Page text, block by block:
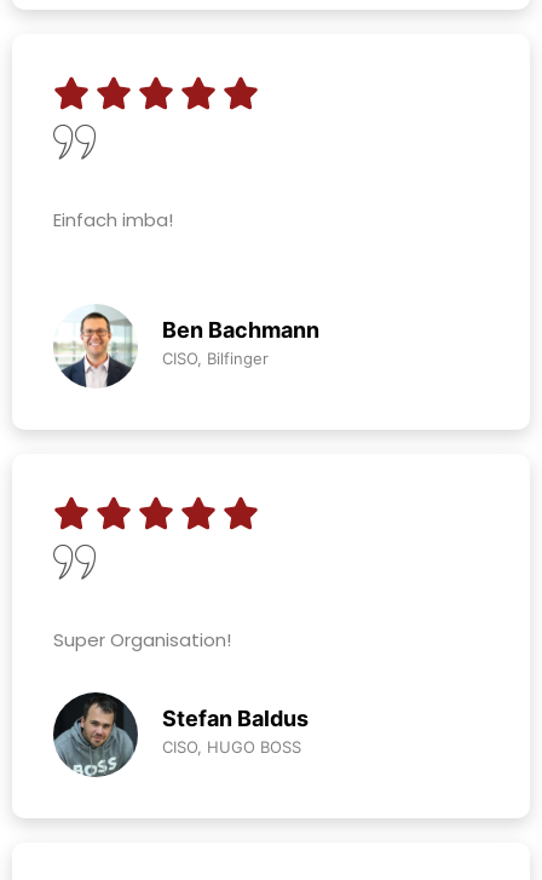
Einfach imba!
Ben Bachmann
CISO, Bilfinger
Super Organisation!
Stefan Baldus
CISO, HUGO BOSS